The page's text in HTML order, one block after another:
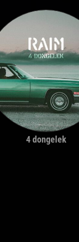
4 dongelek